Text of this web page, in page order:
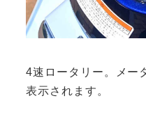
4速ロータリー。メー
表示されます。